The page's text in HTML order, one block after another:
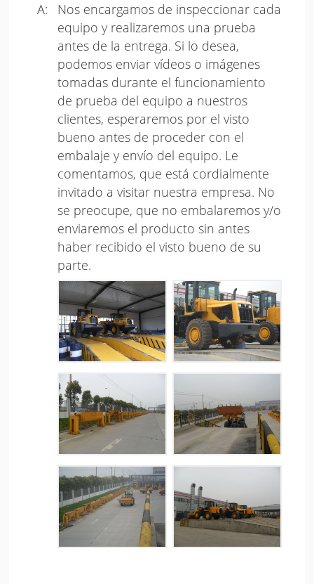
Nos encargamos de inspeccionar cada
equipo y realizaremos una prueba
antes de la entrega. Si lo desea,
podemos enviar vídeos o imágenes
tomadas durante el funcionamiento
de prueba del equipo a nuestros
clientes, esperaremos por el visto
bueno antes de proceder con el
embalaje y envío del equipo. Le
comentamos, que está cordialmente
invitado a visitar nuestra empresa. No
se preocupe, que no embalaremos y/o
enviaremos el producto sin antes
haber recibido el visto bueno de su
parte.